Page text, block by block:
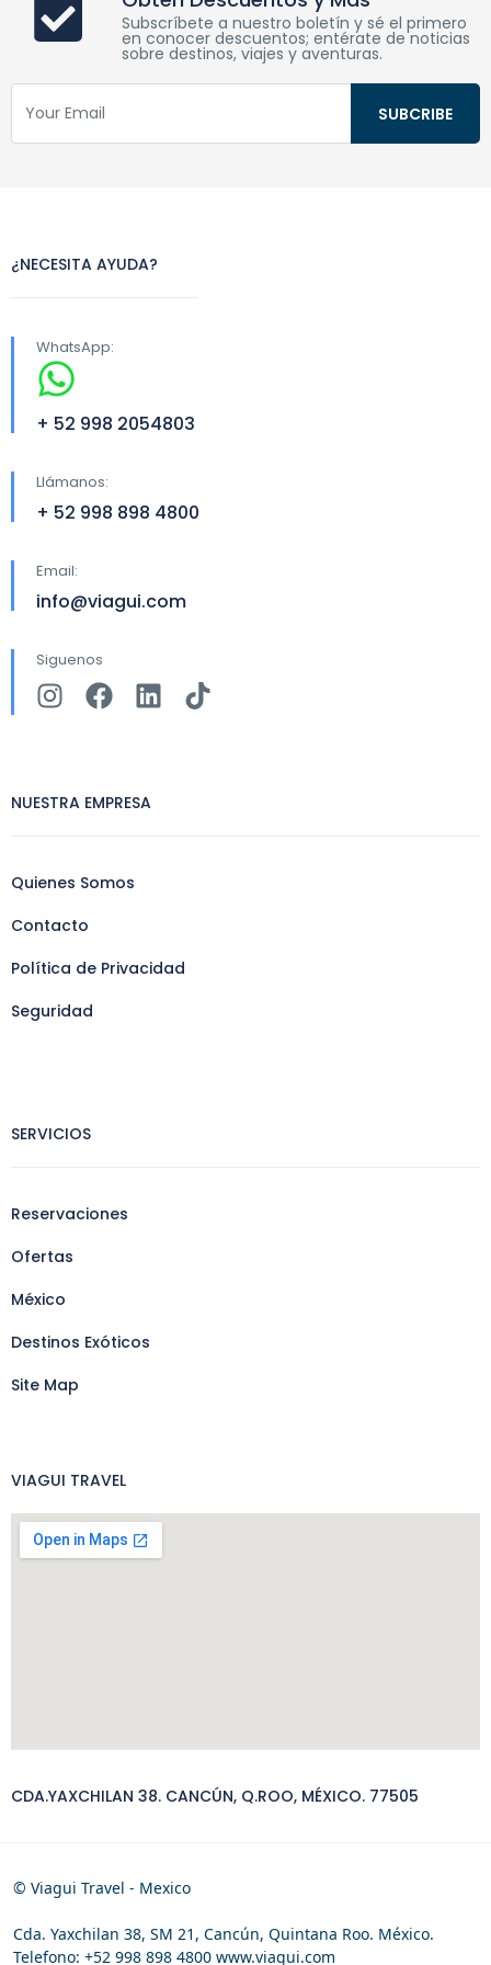
Subscríbete a nuestro boletín y sé el primero
en conocer descuentos; entérate de noticias
sobre destinos, viajes y aventuras.
¿NECESITA AYUDA?
WhatsApp:
+ 52 998 2054803
Llámanos:
+ 52 998 898 4800
Email:
info@viagui.com
Siguenos
NUESTRA EMPRESA
Quienes Somos
Contacto
Política de Privacidad
Seguridad
SERVICIOS
Reservaciones
Ofertas
México
Destinos Exóticos
Site Map
VIAGUI TRAVEL
CDA.YAXCHILAN 38. CANCÚN, Q.ROO, MÉXICO. 77505
© Viagui Travel - Mexico
Cda. Yaxchilan 38, SM 21, Cancún, Quintana Roo. México.
Telefono: +52 998 898 4800 www.viagui.com